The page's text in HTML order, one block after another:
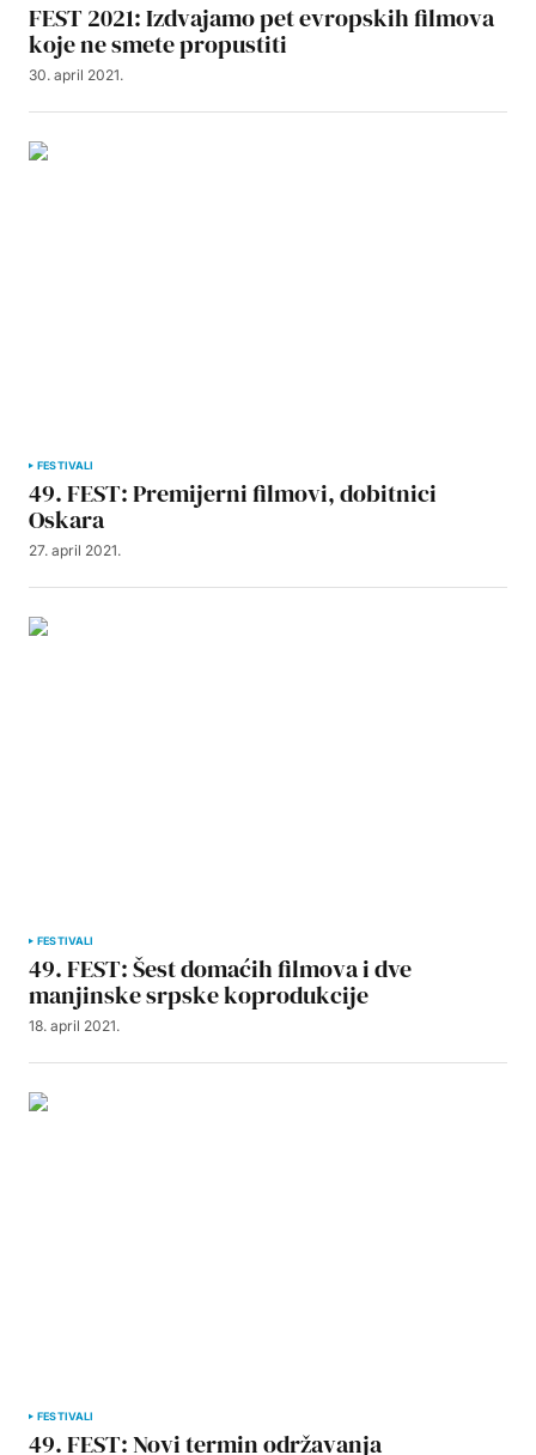
FEST 2021: Izdvajamo pet evropskih filmova
koje ne smete propustiti
30. april 2021.
FESTIVALI
49. FEST: Premijerni filmovi, dobitnici
Oskara
27. april 2021.
FESTIVALI
49. FEST: Šest domaćih filmova i dve
manjinske srpske koprodukcije
18. april 2021.
FESTIVALI
49. FEST: Novi termin održavanja